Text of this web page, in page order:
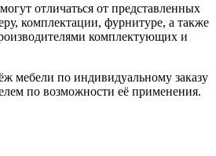
отличаться от представленных
комплектации, фурнитуре, а также
комплектующих и
мебели по индивидуальному заказу
по возможности её применения.